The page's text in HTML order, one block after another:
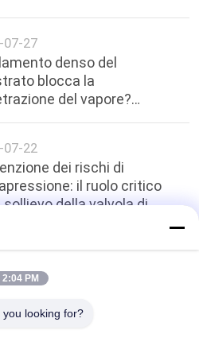
in autoclavi da 200 litri
07-27
denso del
blocca la
del vapore?
della
in autoclavi
da 200L
07-22
dei rischi di
il ruolo critico
sollievo della valvola di
top
2:04 PM
looking for?